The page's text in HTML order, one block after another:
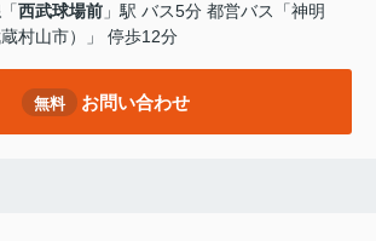
「西武球場前 」駅 バス5分 都営バス「神明
村山市）」 停歩12分
無料 お問い合わせ